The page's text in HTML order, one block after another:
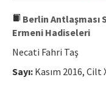
Berlin Antlaşması
Ermeni Hadiseleri
Necati Fahri Taş
Sayı: Kasım 2016, Cilt